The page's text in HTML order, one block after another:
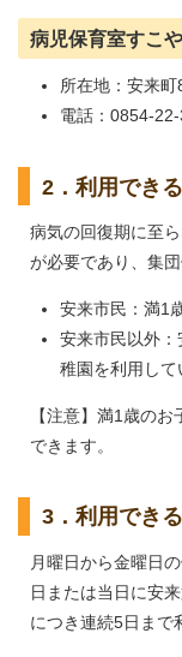
病児保育室すこ
所在地：安来町
電話：0854-
2．利用でき
病気の回復期に至
が必要であり、集
安来市民：満1
安来市民以外
稚園を利用し
【注意】満1歳の
できます。
3．利用でき
月曜日から金曜日
日または当日に安
につき連続5日まで